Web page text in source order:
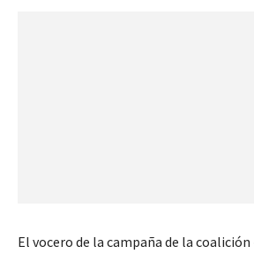
El vocero de la campaña de la